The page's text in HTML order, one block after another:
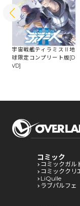
宇宙戦艦ティラミスⅡ地
球限定コンプリート版[D
VD]
コミック
コミックガル
コミッククリ
LiQulle
ラブパルフェ